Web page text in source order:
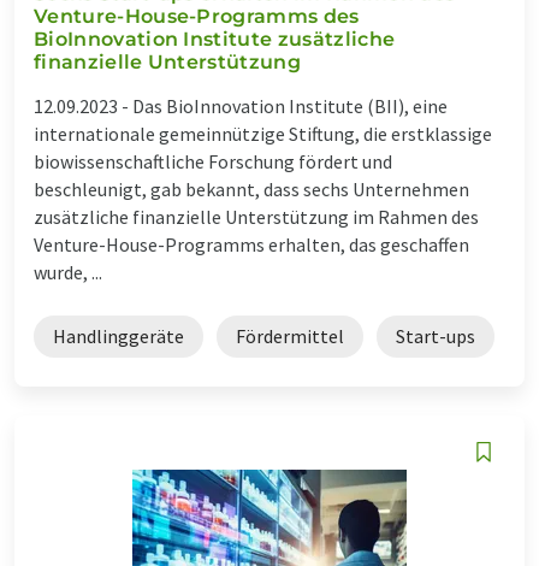
Venture-House-Programms des
BioInnovation Institute zusätzliche
finanzielle Unterstützung
12.09.2023 - Das BioInnovation Institute (BII), eine
internationale gemeinnützige Stiftung, die erstklassige
biowissenschaftliche Forschung fördert und
beschleunigt, gab bekannt, dass sechs Unternehmen
zusätzliche finanzielle Unterstützung im Rahmen des
Venture-House-Programms erhalten, das geschaffen
wurde, ...
Handlinggeräte Fördermittel Start-ups